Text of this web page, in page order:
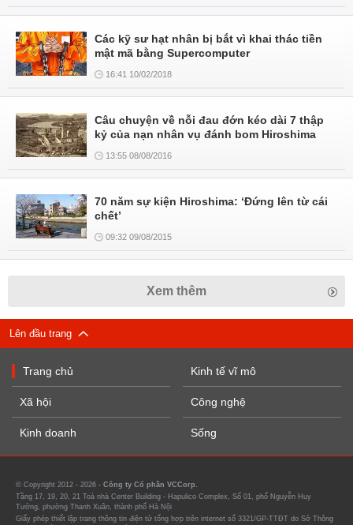
Các kỹ sư hạt nhân bị bắt vì khai thác tiền
mật mã bằng Supercomputer
16:41 10/02/2018
Câu chuyện về nỗi đau đớn kéo dài 7 thập
kỷ của nạn nhân vụ đánh bom Hiroshima
13:55 08/08/2016
70 năm sự kiện Hiroshima: ‘Đứng lên từ cái
chết’
09:32 09/08/2015
Xem thêm
Lên đầu trang
Trang chủ
Xã hội
Kinh doanh
Kinh tế vĩ mô
Công nghệ
Sống
© Copyright 2012 - 2026 - Công ty Cổ phần VCCorp.
Tầng 17, 19, 20, 21 Toà nhà Center Building - Hapulico Complex, Số 01, phố Nguyễn Huy
Tưởng, phường Thanh Xuân, thành phố Hà Nội
Giấy phép thiết lập trang thông tin điện tử tổng hợp trên internet số 3321/GP-TTĐT do Sở Thông